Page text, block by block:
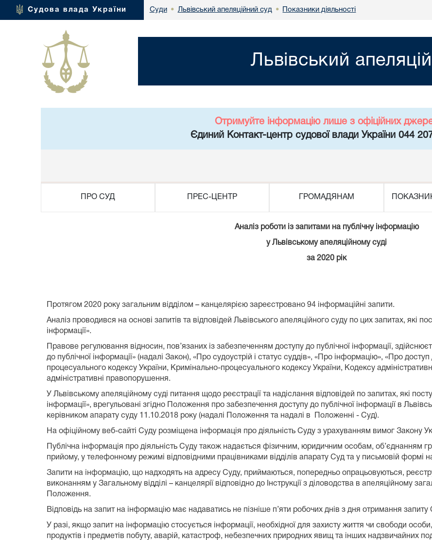
Судова влада України Суди • Львівський апеляційний суд • Показники діяльності
Львівський
Отримуйте інформацію лише з офіційних
Єдиний Контакт-центр судової влади України 044
ПРО СУД ПРЕС-ЦЕНТР ГРОМАДЯНАМ
Аналіз роботи із запитами на публічну інформацію
у Львівському апеляційному суді
за 2020 рік
Протягом 2020 року загальним відділом – канцелярією зареєстровано 94 інформаційні запити.
Аналіз проводився на основі запитів та відповідей Львівського апеляційного суду по цих запитах, які
інформації».
Правове регулювання відносин, пов’язаних із забезпеченням доступу до публічної інформації,
до публічної інформації» (надалі Закон), «Про судоустрій і статус суддів», «Про інформацію», «Про
процесуального кодексу України, Кримінально-процесуального кодексу України, Кодексу
адміністративні правопорушення.
У Львівському апеляційному суді питання щодо реєстрації та надіслання відповідей по запитах, які
інформації», врегульовані згідно Положення про забезпечення доступу до публічної інформації в
керівником апарату суду 11.10.2018 року (надалі Положення та надалі в Положенні - Суд).
На офіційному веб-сайті Суду розміщена інформація про діяльність Суду з урахуванням вимог Закону
Публічна інформація про діяльність Суду також надається фізичним, юридичним особам, об’єднанням
прийому, у телефонному режимі відповідними працівниками відділів апарату Суд та у письмовій формі
Запити на інформацію, що надходять на адресу Суду, приймаються, попередньо опрацьовуються,
виконанням у Загальному відділі – канцелярії відповідно до Інструкції з діловодства в апеляційному
Положення.
Відповідь на запит на інформацію має надаватись не пізніше п’яти робочих днів з дня отримання запиту
У разі, якщо запит на інформацію стосується інформації, необхідної для захисту життя чи свободи
продуктів і предметів побуту, аварій, катастроф, небезпечних природних явищ та інших надзвичайних